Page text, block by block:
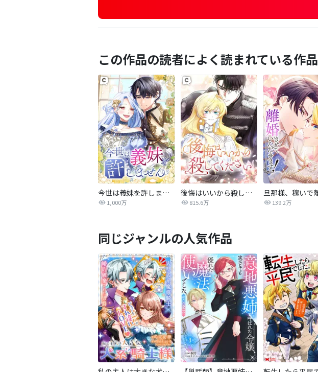
この作品の読者によく読まれている作品
今世は義妹を許しません
1,000万
後悔はいいから殺してください
815.6万 139.2万
同じジャンルの人気作品